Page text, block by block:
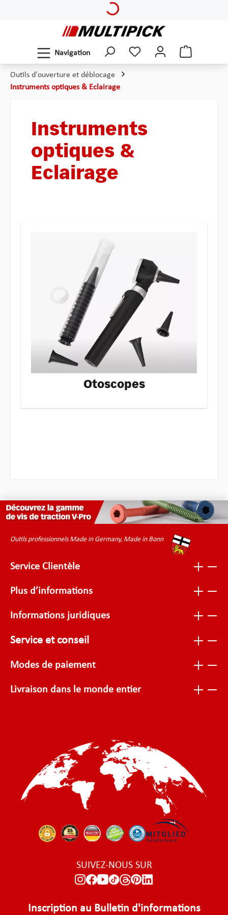
Navigation
Outils d'ouverture et déblocage
Instruments optiques & Eclairage
Instruments
optiques &
Eclairage
Otoscopes
Outils professionnels Made in Germany, Made in Bonn
Service Clientèle
Plus d’informations
Informations juridiques
Service et conseil
Modes de paiement
Livraison dans le monde entier
SUIVEZ-NOUS SUR
Inscription au Bulletin d'informations